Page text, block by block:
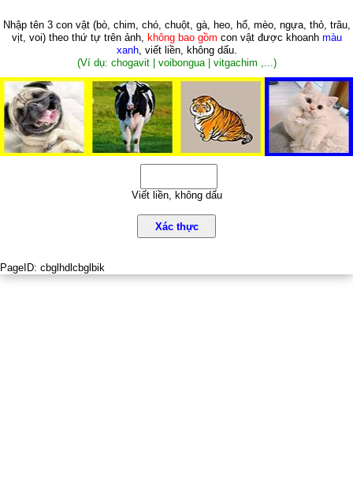
Nhập tên 3 con vật (bò, chim, chó, chuột, gà, heo, hổ, mèo, ngựa, thỏ, trâu,
vịt, voi)theo thứ tự trên ảnh, không bao gồm con vật được khoanh màu
xanh, viết liền, không dấu.
(Ví dụ: chogavit | voibongua | vitgachim ,...)
Viết liền, không dấu
Xác thực
PageID: cbglhdlcbglbik